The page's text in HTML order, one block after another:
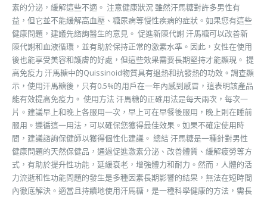
素的分泌，緩解這些不適。 注意健康狀況 雖然汗馬糖對許多男性有
益，但它並不能緩解高血壓、糖尿病等慢性疾病的症狀。如果您有這些
健康問題，建議先諮詢醫生的意見。 促進新陳代謝 汗馬糖可以改善新
陳代謝和血液循環，並有助於保持正常的激素水準。因此，女性在使用
後也能享受美容和護膚的好處，但這些效果需要長期堅持才能顯現。 提
高免疫力 汗馬糖中的Quissinoid物質具有退熱和抗發熱的功效。調查顯
示，使用汗馬糖後，只有0.5%的用戶在一年內感到感冒，這表明該產品
能有效提高免疫力。 使用方法 汗馬糖的正確用法是每天兩次，每次一
片。建議早上和晚上各服用一次，早上可在早餐後服用，晚上則在睡前
服用。遵循這一用法，可以確保您獲得最佳效果。如果不確定使用時
間，建議諮詢保健師以獲得個性化建議。 總結 汗馬糖是一種針對男性
健康問題的天然保健品，通過促進激素分泌、改善體質、緩解疲勞等方
式，有助於提升性功能，延緩衰老，增強體力和耐力。然而，人體的活
力流逝和性功能問題的發生是多種因素長期影響的結果，無法在短時間
內徹底解決。適當且持續地使用汗馬糖，是一種科學健康的方法，需長